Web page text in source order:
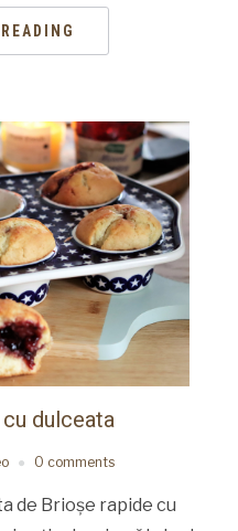
dulceata
0 comments
de Brioșe rapide cu